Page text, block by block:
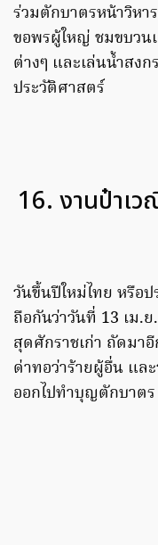
ร่วมตักบาตรหน้าวิห
ขอพรผู้ใหญ่ ชมขบวน
ต่างๆ และเล่นน้ำสง
ประวัติศาสตร์
16. งานป๋าเว
วันขึ้นปีใหม่ไทย หรือ
ถือกันว่าวันที่ 13 เม.
สุดศักราชเก่า ถัดมา
ด่าทอว่าร้ายผู้อื่น แล
ออกไปทำบุญตักบาตร